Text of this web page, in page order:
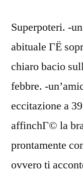
Superpoteri. -
abituale ГЁ
chiaro bacio
febbre. -
eccitazione a
affinchГ© la
prontamente
ovvero ti